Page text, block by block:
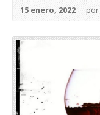
15 enero, 2022 por